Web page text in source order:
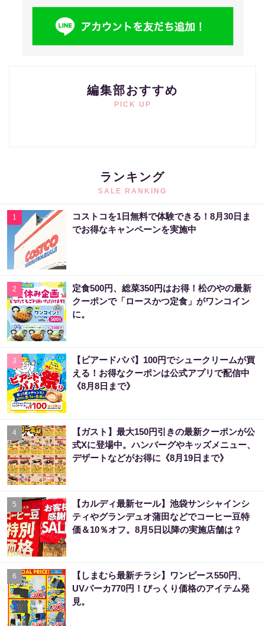
編集部おすすめ
PICK UP
ランキング
SALE RANKING
1
コストコを1日無料で体験できる！8月30日ま
でお得なキャンペーンを実施中
2
定食500円、総菜350円はお得！松のやの最新
クーポンで「ロースかつ定食」がワンコイン
に。
3
【ビアードパパ】100円でシュークリームが買
える！お得なクーポンは公式アプリで配信中
《8月8日まで》
4
【ガスト】最大150円引きの最新クーポンが公
式Xに登場中。ハンバーグやキッズメニュー、
デザートなどがお得に《8月19日まで》
5
【カルディ最新セール】池袋サンシャインシ
ティやグランデュオ蒲田などでコーヒー豆特
価＆10％オフ。8月5日以降の実施店舗は？
6
【しまむら最新チラシ】ワンピース550円、
UVパーカ770円！びっくり価格のアイテム発
見。